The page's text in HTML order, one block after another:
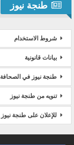
طنجة نيوز
شروط الاستخدام
بيانات قانونية
طنجة نيوز في الصحافة
تنويه من طنجة نيوز
للإعلان على طنجة نيوز